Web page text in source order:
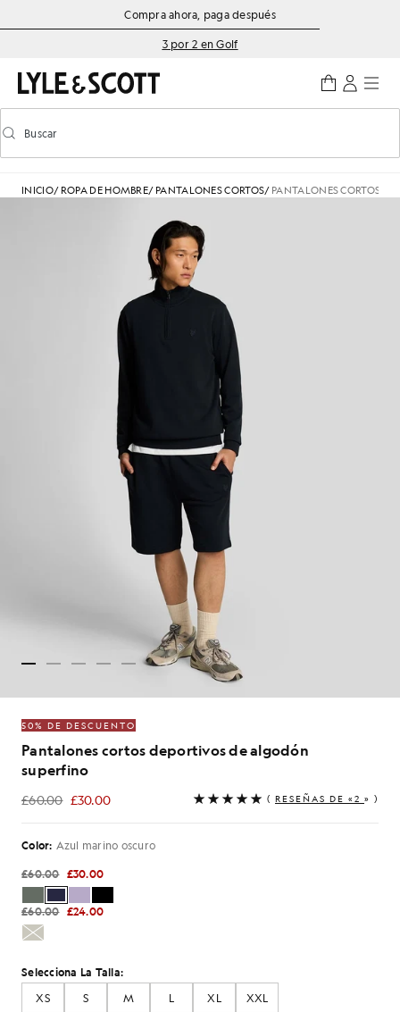
Saltar al contenido principal
Información de accesibilidadCompra ahora, paga después
3 por 2 en Golf
Activar/desactivar la búsqueda predictiva
Buscar
INICIO/ ROPA DE HOMBRE/ PANTALONES CORTOS/ PANTALONES CORTOS
50% DE DESCUENTO
Pantalones cortos deportivos de algodón
superfino
£60.00 £30.00
£30.00 ( RESEÑAS DE «2 » )
Color: Azul marino oscuro
£60.00 £30.00
£60.00 £24.00
Selecciona La Talla:
XS
S M L XL
XXL